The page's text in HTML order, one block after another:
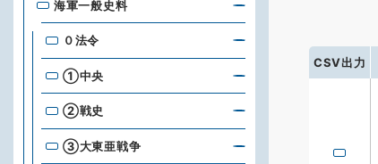
CSV出力
海軍一般史料
０法令
①中央
②戦史
③大東亜戦争